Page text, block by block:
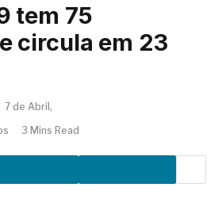
tem 75
circula em 23
7 de Abril,
3 Mins Read